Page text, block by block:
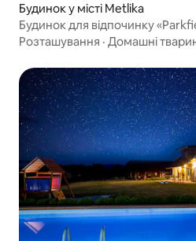
Будинок у місті Metlika
Будинок для відпочинку
розрахований на 6 +2
Розташування · Домашні